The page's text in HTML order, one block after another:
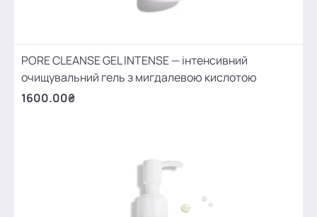
PORE CLEANSE GEL INTENSE — інтенсивний
очищувальний гель з мигдалевою кислотою
1600.00₴